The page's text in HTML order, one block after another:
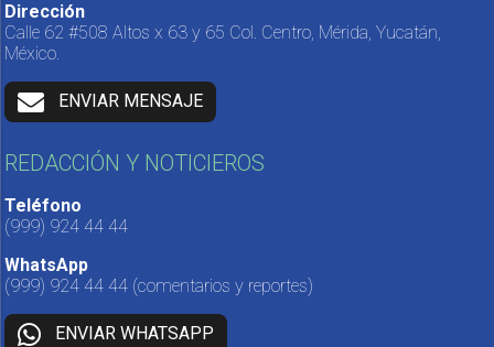
Dirección
Calle 62 #508 Altos x 63 y 65 Col. Centro, Mérida, Yucatán,
México.
ENVIAR MENSAJE
REDACCIÓN Y NOTICIEROS
Teléfono
(999) 924 44 44
WhatsApp
(999) 924 44 44 (comentarios y reportes)
ENVIAR WHATSAPP